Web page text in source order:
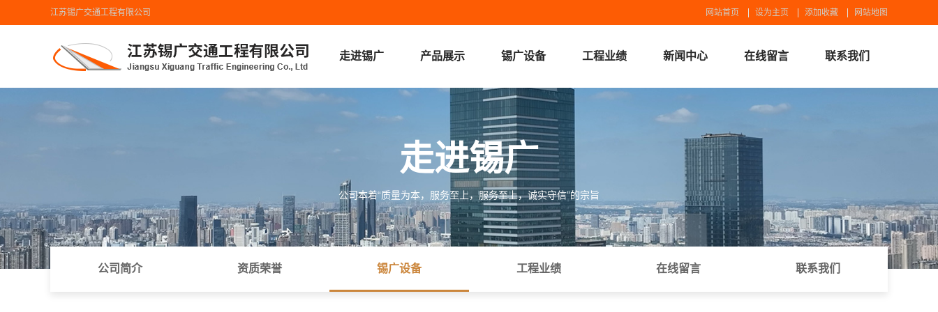
江苏锡广交通工程有限公司 网站首页 设为主页 添加收藏 网站地图
走进锡广 产品展示 锡广设备 工程业绩 新闻中心 在线留言 联系我们
在线留言
走进锡广
公司本着“质量为本，服务至上，服务至上，诚实守信”的宗旨
公司简介 资质荣誉 锡广设备 工程业绩 在线留言 联系我们